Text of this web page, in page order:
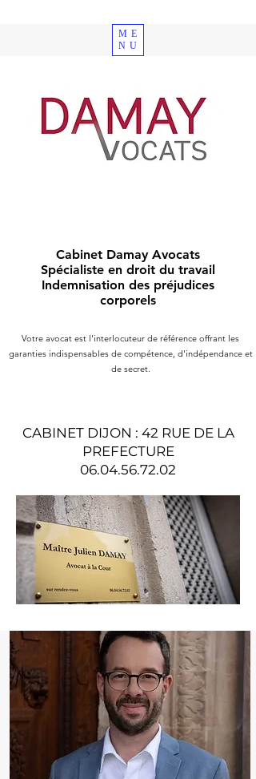
ME
NU
Cabinet Damay Avocats
Spécialiste en droit du travail
Indemnisation des préjudices
corporels
Votre avocat est l'interlocuteur de référence offrant les
garanties indispensables de compétence, d'indépendance et
de secret.
CABINET DIJON : 42 RUE DE LA
PREFECTURE
06.04.56.72.02